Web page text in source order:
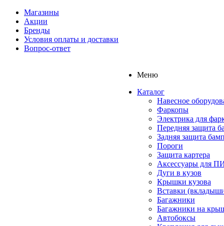
Магазины
Акции
Бренды
Условия оплаты и доставки
Вопрос-ответ
Меню
Каталог
Навесное
Фаркопы
Электрика для
Передняя защита
Задняя защита
Пороги
Защита картера
Аксессуары для
Дуги в кузов
Крышки кузова
Вставки
Багажники
Багажники на
Автобоксы